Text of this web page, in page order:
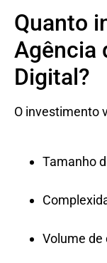
Quanto
Agência
Digital?
O investimento
Tamanho
Volume de